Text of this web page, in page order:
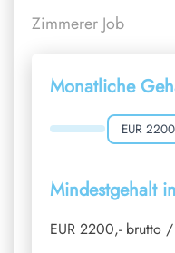
Zimmerer Job
Monatliche
EUR
Mindestgehalt
EUR 2200,- brutto